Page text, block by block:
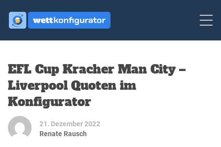
EFL Cup Kracher Man City –
Liverpool Quoten im
Konfigurator
21. Dezember 2022
Renate Rausch